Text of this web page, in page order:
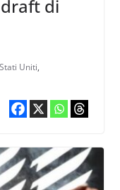
di
Stati Uniti,